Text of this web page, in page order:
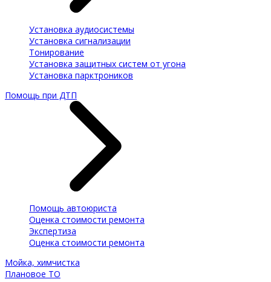
Установка аудиосистемы
Установка сигнализации
Тонирование
Установка защитных систем от угона
Установка парктроников
Помощь при ДТП
Помощь автоюриста
Оценка стоимости ремонта
Экспертиза
Оценка стоимости ремонта
Мойка, химчистка
Плановое ТО